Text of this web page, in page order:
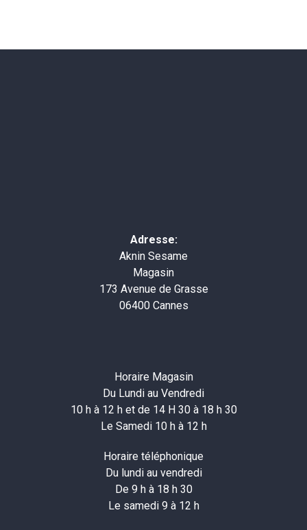
Adresse:
Aknin Sesame
Magasin
173 Avenue de Grasse
06400 Cannes
Horaire Magasin
Du Lundi au Vendredi
10 h à 12 h et de 14 H 30 à 18 h 30
Le Samedi 10 h à 12 h
Horaire téléphonique
Du lundi au vendredi
De 9 h à 18 h 30
Le samedi 9 à 12 h